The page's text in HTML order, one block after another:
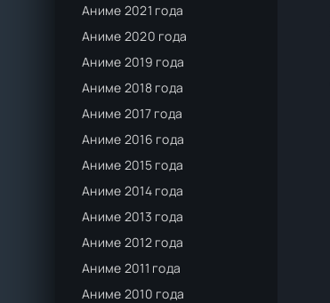
Аниме 2021 года
Аниме 2020 года
Аниме 2019 года
Аниме 2018 года
Аниме 2017 года
Аниме 2016 года
Аниме 2015 года
Аниме 2014 года
Аниме 2013 года
Аниме 2012 года
Аниме 2011 года
Аниме 2010 года